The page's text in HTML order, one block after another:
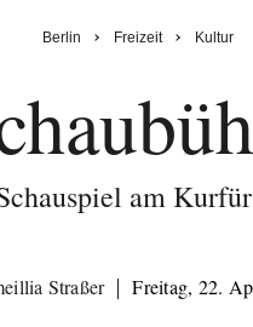
Berlin Freizeit Kultur
am
Straßer Freitag, 22.